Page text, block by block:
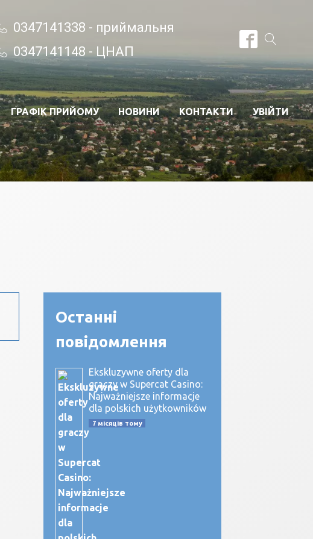
0347141338 - приймальня
0347141148 - ЦНАП
ГРАФІК ПРИЙОМУ НОВИНИ КОНТАКТИ УВІЙТИ
Останні
повідомлення
Ekskluzywne oferty dla
graczy w Supercat Casino:
Najważniejsze informacje
dla polskich użytkowników
7 місяців тому